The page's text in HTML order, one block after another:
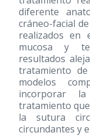
diferente
cráneo-facial
realizados en
mucosa y
resultados
tratamiento
modelos
incorporar
tratamiento
la sutura
circundantes y